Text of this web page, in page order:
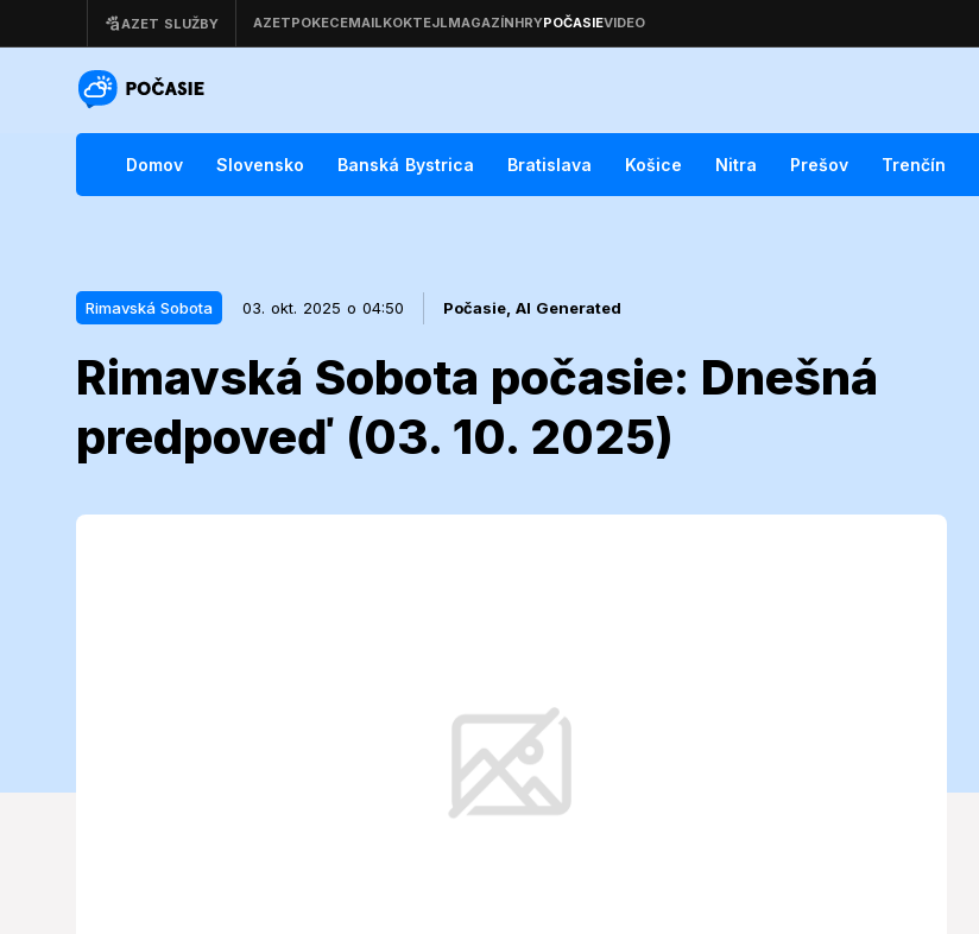
Domov Slovensko Banská Bystrica Bratislava Košice Nitra Prešov Trenčín
Rimavská Sobota 03. okt. 2025 o 04:50 Počasie, AI Generated
Rimavská Sobota počasie: Dnešná
predpoveď (03. 10. 2025)
03. okt. 2025 o 04:50
Rimavská Sobota počasie:
Piatkové počasie prinesie citeľnú zmenu, ktorá naznačí príchod